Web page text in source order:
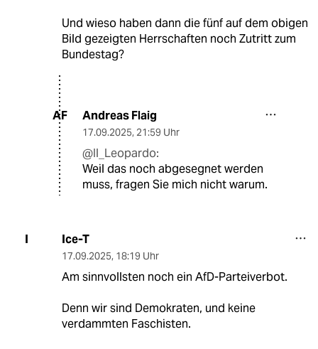
Und wieso haben dann die fünf auf dem obigen
Bild gezeigten Herrschaften noch Zutritt zum
Bundestag?
AF Andreas Flaig
17.09.2025, 21:59 Uhr
@Il_Leopardo:
Weil das noch abgesegnet werden
muss, fragen Sie mich nicht warum.
I Ice-T
17.09.2025, 18:19 Uhr
Am sinnvollsten noch ein AfD-Parteiverbot.
Denn wir sind Demokraten, und keine
verdammten Faschisten.